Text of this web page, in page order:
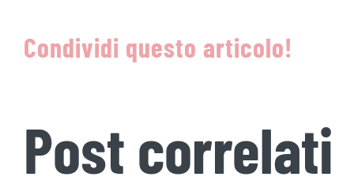
Condividi questo articolo!
Post correlati